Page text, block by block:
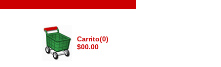
Carrito(0)
$00.00